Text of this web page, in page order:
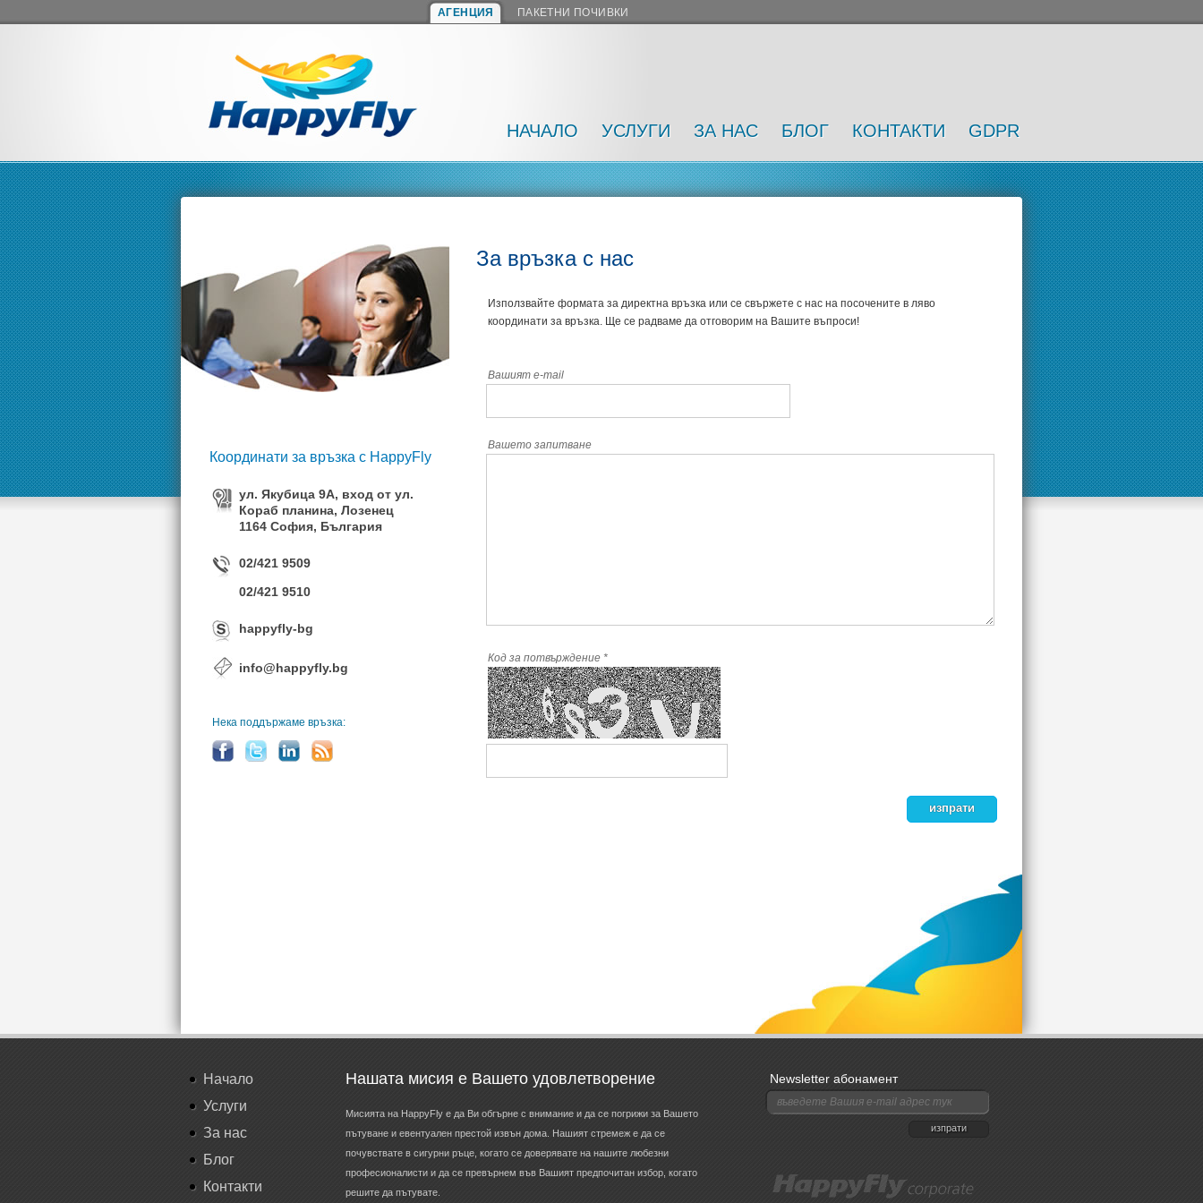
АГЕНЦИЯ ПАКЕТНИ ПОЧИВКИ
НАЧАЛО УСЛУГИ ЗА НАС БЛОГ КОНТАКТИ GDPR
Координати за връзка с HappyFly
ул. Якубица 9А, вход от ул.
Кораб планина, Лозенец
1164 София, България
02/421 9509
02/421 9510
happyfly-bg
info@happyfly.bg
Нека поддържаме връзка:
За връзка с нас
Използвайте формата за директна връзка или се свържете с нас на посочените в ляво
координати за връзка. Ще се радваме да отговорим на Вашите въпроси!
Вашият e-mail
Вашето запитване
Код за потвърждение *
изпрати
Начало
Услуги
За нас
Блог
Контакти
Нашата мисия е Вашето удовлетворение
Мисията на HappyFly е да Ви обгърне с внимание и да се погрижи за Вашето
пътуване и евентуален престой извън дома. Нашият стремеж е да се
почувствате в сигурни ръце, когато се доверявате на нашите любезни
професионалисти и да се превърнем във Вашият предпочитан избор, когато
решите да пътувате.
Newsletter абонамент